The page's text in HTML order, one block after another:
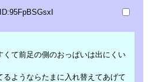
ID:95FpBSGsxI
て前足の側のおっぱいは出にくい
ようならたまに入れ替えてあげて